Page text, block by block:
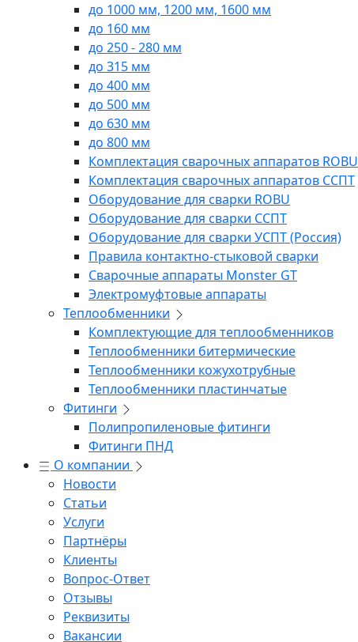
до 1000 мм, 1200 мм, 1600 мм
до 160 мм
до 250 - 280 мм
до 315 мм
до 400 мм
до 500 мм
до 630 мм
до 800 мм
Комплектация сварочных аппаратов ROBU
Комплектация сварочных аппаратов ССПТ
Оборудование для сварки ROBU
Оборудование для сварки ССПТ
Оборудование для сварки УСПТ (Россия)
Правила контактно-стыковой сварки
Сварочные аппараты Monster GT
Электромуфтовые аппараты
Теплообменники
Комплектующие для теплообменников
Теплообменники битермические
Теплообменники кожухотрубные
Теплообменники пластинчатые
Фитинги
Полипропиленовые фитинги
Фитинги ПНД
О компании
Новости
Статьи
Услуги
Партнёры
Клиенты
Вопрос-Ответ
Отзывы
Реквизиты
Вакансии